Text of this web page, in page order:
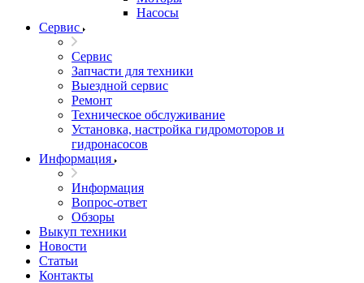
Насосы
Сервис
Сервис
Запчасти для техники
Выездной сервис
Ремонт
Техническое обслуживание
Установка, настройка гидромоторов и
гидронасосов
Информация
Информация
Вопрос-ответ
Обзоры
Выкуп техники
Новости
Статьи
Контакты